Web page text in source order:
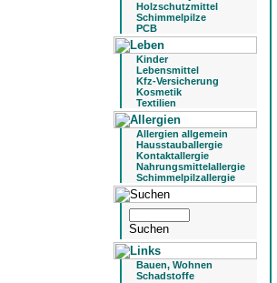
Holzschutzmittel
Schimmelpilze
PCB
Kinder
Lebensmittel
Kfz-Versicherung
Kosmetik
Textilien
Allergien allgemein
Hausstauballergie
Kontaktallergie
Nahrungsmittelallergie
Schimmelpilzallergie
Bauen, Wohnen
Schadstoffe